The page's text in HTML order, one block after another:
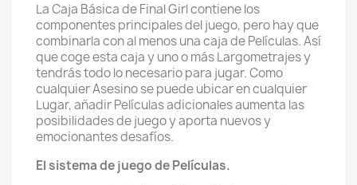
La Caja Básica de Final Girl contiene los
componentes principales del juego, pero hay que
combinarla con al menos una caja de Películas. Así
que coge esta caja y uno o más Largometrajes y
tendrás todo lo necesario para jugar. Como
cualquier Asesino se puede ubicar en cualquier
Lugar, añadir Películas adicionales aumenta las
posibilidades de juego y aporta nuevos y
emocionantes desafíos.
El sistema de juego de Películas.